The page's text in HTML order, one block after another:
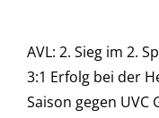
AVL: 2. Sieg im 2.
3:1 Erfolg bei der
Saison gegen UVC